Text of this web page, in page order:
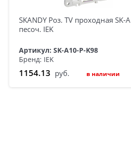
SKANDY Роз. TV проходная SK-
песоч. IEK
Артикул: SK-A10-P-K98
Бренд: IEK
1154.13 руб. в наличии